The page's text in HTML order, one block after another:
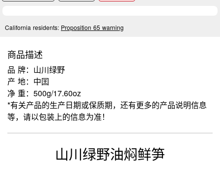
California residents: Proposition 65 warning
商品描述
品 牌：山川绿野
产 地：中囯
净 重：500g/17.60oz
*有关产品的生产日期或保质期，还有更多的产品说明信息
等，请以包装上的信息为准！
山川绿野油焖鲜笋